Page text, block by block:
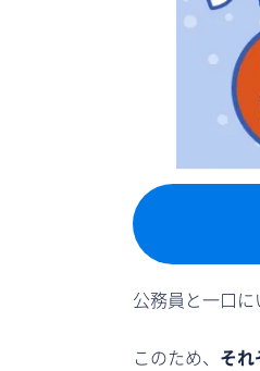
公務員と一口に
このため、 それ